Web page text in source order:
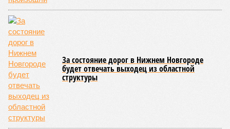
За состояние дорог в Нижнем Новгороде
будет отвечать выходец из областной
структуры